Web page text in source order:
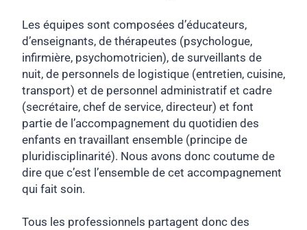
Les équipes sont composées d’éducateurs,
d’enseignants, de thérapeutes (psychologue,
infirmière, psychomotricien), de surveillants de
nuit, de personnels de logistique (entretien, cuisine,
transport) et de personnel administratif et cadre
(secrétaire, chef de service, directeur) et font
partie de l’accompagnement du quotidien des
enfants en travaillant ensemble (principe de
pluridisciplinarité). Nous avons donc coutume de
dire que c’est l’ensemble de cet accompagnement
qui fait soin.
Tous les professionnels partagent donc des